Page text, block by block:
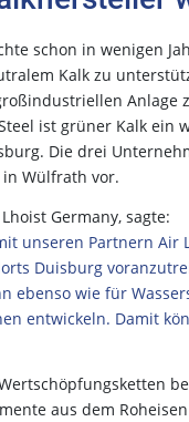
schon in wenigen
Kalk zu
Anlage
ist grüner Kalk
Die drei
Wülfrath vor.
Germany, sagte:
unseren Partnern
Duisburg
ebenso wie für
entwickeln. Damit
aus dem